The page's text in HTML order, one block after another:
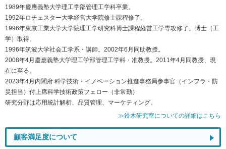
1989年慶應義塾大学理工学部管理工学科卒業。
1992年ロチェスター大学経営大学院修士課程修了。
1996年東京工業大学大学院理工学研究科博士課程経営工学専攻修了。博士（工
学）取得。
1996年筑波大学社会工学系・講師。2002年6月同助教授。
2008年4月慶應義塾大学理工学部管理工学科・准教授。2011年4月同教授、現
在に至る。
2023年4月内閣府 科学技術・イノベーション推進事務局参事官（インフラ・防
災担当）付上席科学技術政策フェロー（非常勤）
研究分野は応用統計解析、品質管理、マーケティング。
≫鈴木研究室についての詳細はこちら
顧客満足度について